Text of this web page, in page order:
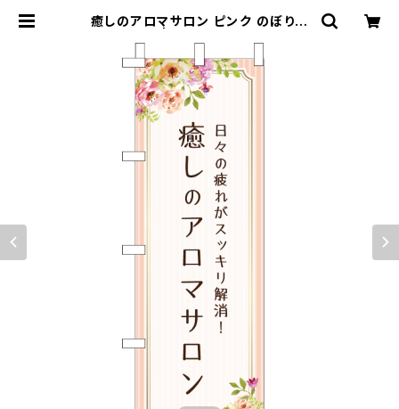
癒しのアロマサロン ピンク のぼり旗